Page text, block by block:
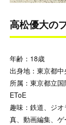
高松優大の
年齢：18歳
出身地：東京都中
所属：東京都立
EToE
趣味：鉄道、ジ
真、動画編集、